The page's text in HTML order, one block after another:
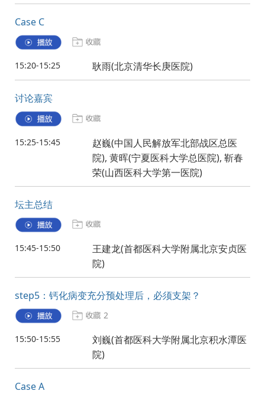
Case C
15:20-15:25 耿雨(北京清华长庚医院)
讨论嘉宾
15:25-15:45
赵巍(中国人民解放军北部战区总医
院), 黄晖(宁夏医科大学总医院), 靳春
荣(山西医科大学第一医院)
坛主总结
15:45-15:50
王建龙(首都医科大学附属北京安贞医
院)
step5：钙化病变充分预处理后，必须支架？
2
15:50-15:55
刘巍(首都医科大学附属北京积水潭医
院)
Case A